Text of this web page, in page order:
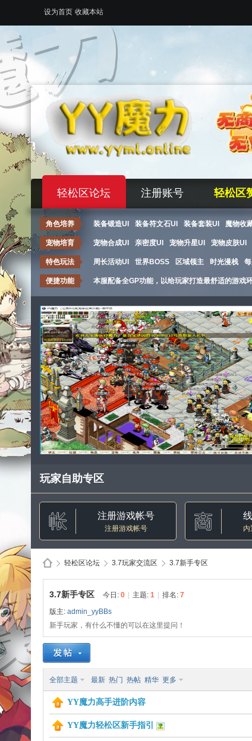
设为首页 收藏本站
轻松区论坛 注册账号 轻松区
角色培养 装备锻造UI 装备符文石UI 装备套装UI 魔物收
宠物培育 宠物合成UI 亲密度UI 宠物升星UI 宠物皮肤UI
特色玩法 周长活动UI 世界BOSS 区域领主 时光漫栈
便捷功能 本服配备全GP功能，以给玩家打造最舒适的游戏
玩家自助专区
注册游戏帐号
注册游戏帐号 内
Di »
轻松区论坛
›
3.7玩家交流区 3.7新手专区
3.7新手专区 今日: 0 主题: 1 排名: 7
版主: admin_yyBBs
新手玩家，有什么不懂的可以在这里提问！
全部主题 最新 热门 热帖 精华 更多
YY魔力高手进阶内容
YY魔力轻松区新手指引